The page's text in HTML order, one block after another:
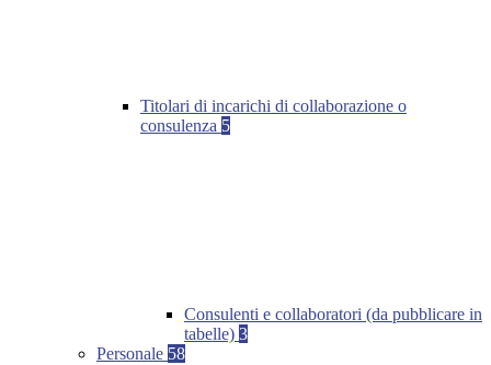
Titolari di incarichi di collaborazione o
consulenza 5
Consulenti e collaboratori (da pubblicare in
tabelle) 3
Personale 58